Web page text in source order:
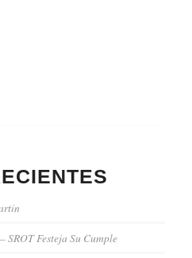
SROT Festeja Su Cumple